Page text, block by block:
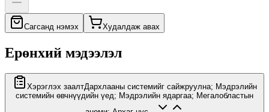
Сагсанд нэмэх Худалдаж авах
Ерөнхий мэдээлэл
Хэрэглэх заалтДархлааны системийг сайжруулна; Мэдрэлийн
системийн өвчнүүдийн үед; Мэдрэлийн ядаргаа; Мегалобластын